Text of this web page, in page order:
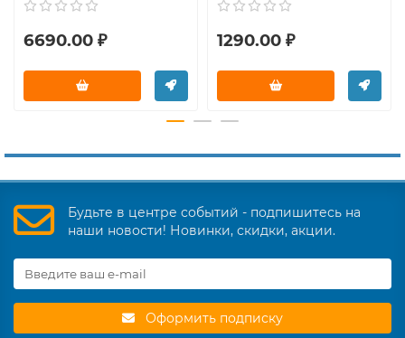
6690.00 ₽ 1290.00 ₽
Будьте в центре событий - подпишитесь на
наши новости! Новинки, скидки, акции.
Оформить подписку